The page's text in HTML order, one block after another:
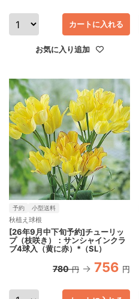
お気に入り追加
カートに入れる
予約 小型送料
秋植え球根
[26年9月中下旬予約]チューリッ
プ（枝咲き）：サンシャインクラ
ブ4球入（黄に赤）*（SL）
780 円 756 円